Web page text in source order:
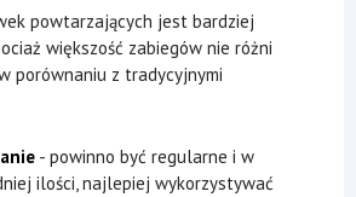
powtarzających jest bardziej
większość zabiegów nie różni
porównaniu z tradycyjnymi
- powinno być regularne i w
ilości, najlepiej wykorzystywać